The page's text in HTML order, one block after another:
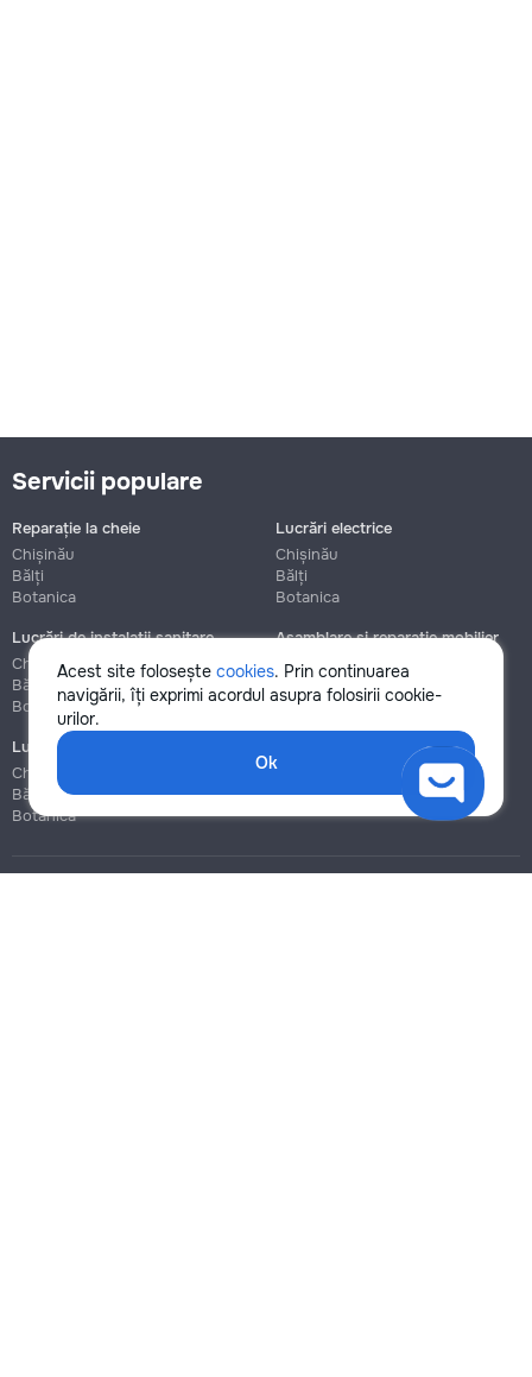
Acest site folosește cookies. Prin continuarea
navigării, îți exprimi acordul asupra folosirii cookie-
urilor.
Ok
Servicii populare
Reparație la cheie
Chișinău
Bălți
Botanica
Lucrări electrice
Chișinău
Bălți
Botanica
Lucrări de instalații sanitare
Chișinău
Bălți
Botanica
Asamblare și reparație mobilier
Chișinău
Botanica
Lucrări de construcție și instalare
Chișinău
Bălți
Botanica